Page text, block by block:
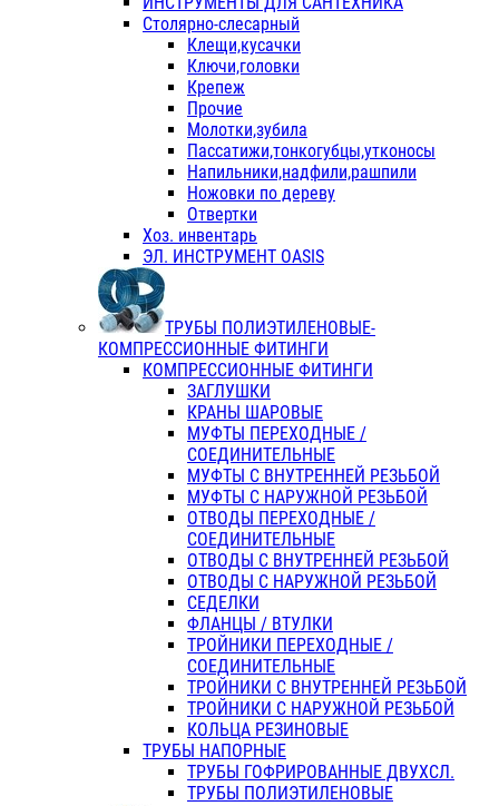
Столярно-слесарный
Клещи,кусачки
Ключи,головки
Крепеж
Прочие
Молотки,зубила
Пассатижи,тонкогубцы,утконосы
Напильники,надфили,рашпили
Ножовки по дереву
Отвертки
Хоз. инвентарь
ЭЛ. ИНСТРУМЕНТ OASIS
ТРУБЫ ПОЛИЭТИЛЕНОВЫЕ-
КОМПРЕССИОННЫЕ ФИТИНГИ
КОМПРЕССИОННЫЕ ФИТИНГИ
ЗАГЛУШКИ
КРАНЫ ШАРОВЫЕ
МУФТЫ ПЕРЕХОДНЫЕ /
СОЕДИНИТЕЛЬНЫЕ
МУФТЫ С ВНУТРЕННЕЙ РЕЗЬБОЙ
МУФТЫ С НАРУЖНОЙ РЕЗЬБОЙ
ОТВОДЫ ПЕРЕХОДНЫЕ /
СОЕДИНИТЕЛЬНЫЕ
ОТВОДЫ С ВНУТРЕННЕЙ РЕЗЬБОЙ
ОТВОДЫ С НАРУЖНОЙ РЕЗЬБОЙ
СЕДЕЛКИ
ФЛАНЦЫ / ВТУЛКИ
ТРОЙНИКИ ПЕРЕХОДНЫЕ /
СОЕДИНИТЕЛЬНЫЕ
ТРОЙНИКИ С ВНУТРЕННЕЙ РЕЗЬБОЙ
ТРОЙНИКИ С НАРУЖНОЙ РЕЗЬБОЙ
КОЛЬЦА РЕЗИНОВЫЕ
ТРУБЫ НАПОРНЫЕ
ТРУБЫ ГОФРИРОВАННЫЕ ДВУХСЛ.
ТРУБЫ ПОЛИЭТИЛЕНОВЫЕ